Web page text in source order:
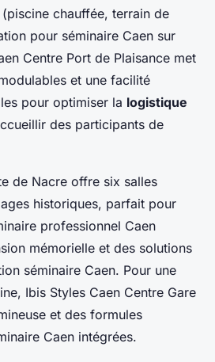
chauffée, terrain de
pour séminaire Caen sur
Centre Port de Plaisance met
et une facilité
pour optimiser la logistique
des participants de
de Nacre offre six salles
historiques, parfait pour
professionnel Caen
mémorielle et des solutions
séminaire Caen. Pour une
Ibis Styles Caen Centre Gare
et des formules
Caen intégrées.